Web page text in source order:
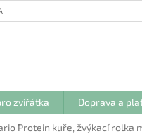
OSOBNÍCH ÚDAJŮ
zvířátka Doprava a
Protein kuře, žvýkací rolka